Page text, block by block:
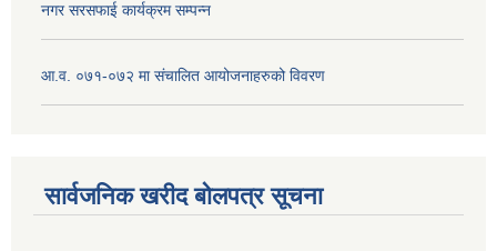
नगर सरसफाई कार्यक्रम सम्पन्न
आ.व. ०७१-०७२ मा संचालित आयोजनाहरुको विवरण
सार्वजनिक खरीद बोलपत्र सूचना